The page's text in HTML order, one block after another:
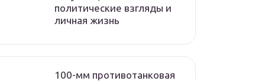
политические взгляды и
личная жизнь
100-мм противотанковая